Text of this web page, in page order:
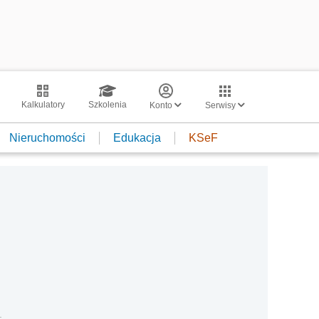
Kalkulatory Szkolenia Konto Serwisy
Nieruchomości Edukacja KSeF